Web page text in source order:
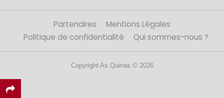
Partenaires
Mentions Légales
Politique de confidentialité
Qui sommes-nous ?
Copyright As Quinas © 2026